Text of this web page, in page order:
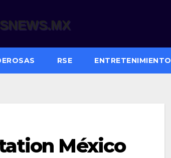
RSE ENTRETENIMIENTO
México